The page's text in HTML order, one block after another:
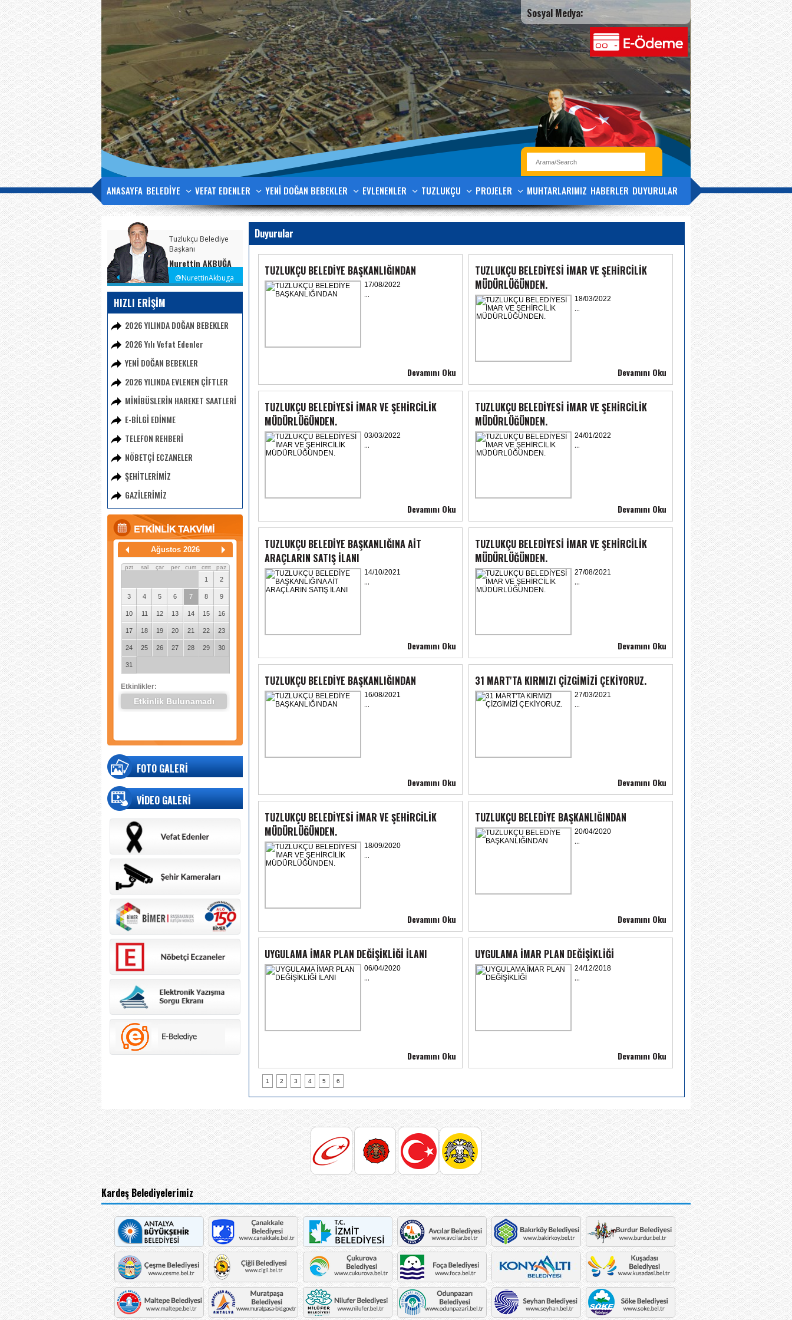
Sosyal Medya:
ANASAYFA BELEDİYE VEFAT EDENLER YENİ DOĞAN BEBEKLER EVLENENLER TUZLUKÇU PROJELER MUHTARLARIMIZ HABERLER DUYURULAR
İLETİŞİM
Tuzlukçu Belediye
Başkanı
Nurettin AKBUĞA
@NurettinAkbuga
HIZLI ERİŞİM
2026 YILINDA DOĞAN BEBEKLER
2026 Yılı Vefat Edenler
YENİ DOĞAN BEBEKLER
2026 YILINDA EVLENEN ÇİFTLER
MİNİBÜSLERİN HAREKET SAATLERİ
E-BİLGİ EDİNME
TELEFON REHBERİ
NÖBETÇİ ECZANELER
ŞEHİTLERİMİZ
GAZİLERİMİZ
Ağustos 2026
pzt sal çar per cum cmt paz
1 2
3 4 5 6 7 8 9
10 11 12 13 14 15 16
17 18 19 20 21 22 23
24 25 26 27 28 29 30
31
Etkinlikler:
Etkinlik Bulunamadı
FOTO GALERİ
VİDEO GALERİ
Duyurular
TUZLUKÇU BELEDİYE BAŞKANLIĞINDAN
17/08/2022
...
Devamını Oku
TUZLUKÇU BELEDİYESİ İMAR VE ŞEHİRCİLİK
MÜDÜRLÜĞÜNDEN.
18/03/2022
...
Devamını Oku
TUZLUKÇU BELEDİYESİ İMAR VE ŞEHİRCİLİK
MÜDÜRLÜĞÜNDEN.
03/03/2022
...
Devamını Oku
TUZLUKÇU BELEDİYESİ İMAR VE ŞEHİRCİLİK
MÜDÜRLÜĞÜNDEN.
24/01/2022
...
Devamını Oku
TUZLUKÇU BELEDİYE BAŞKANLIĞINA AİT
ARAÇLARIN SATIŞ İLANI
14/10/2021
...
Devamını Oku
TUZLUKÇU BELEDİYESİ İMAR VE ŞEHİRCİLİK
MÜDÜRLÜĞÜNDEN.
27/08/2021
...
Devamını Oku
TUZLUKÇU BELEDİYE BAŞKANLIĞINDAN
16/08/2021
...
Devamını Oku
31 MART'TA KIRMIZI ÇİZGİMİZİ ÇEKİYORUZ.
27/03/2021
...
Devamını Oku
TUZLUKÇU BELEDİYESİ İMAR VE ŞEHİRCİLİK
MÜDÜRLÜĞÜNDEN.
18/09/2020
...
Devamını Oku
TUZLUKÇU BELEDİYE BAŞKANLIĞINDAN
20/04/2020
...
Devamını Oku
UYGULAMA İMAR PLAN DEĞİŞİKLİĞİ İLANI
06/04/2020
...
Devamını Oku
UYGULAMA İMAR PLAN DEĞİŞİKLİĞİ
24/12/2018
...
Devamını Oku
1 2 3 4 5 6
Kardeş Belediyelerimiz